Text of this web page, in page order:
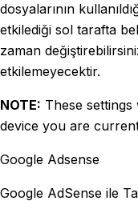
dosyalarının
etkilediği sol tarafta
zaman
etkilemeyecektir.
NOTE: These
device you are
Google Adsense
Google AdSense ile